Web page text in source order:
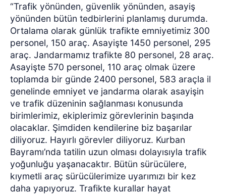
“Trafik yönünden, güvenlik yönünden, asayiş
yönünden bütün tedbirlerini planlamış durumda.
Ortalama olarak günlük trafikte emniyetimiz 300
personel, 150 araç. Asayişte 1450 personel, 295
araç. Jandarmamız trafikte 80 personel, 28 araç.
Asayişte 570 personel, 110 araç olmak üzere
toplamda bir günde 2400 personel, 583 araçla il
genelinde emniyet ve jandarma olarak asayişin
ve trafik düzeninin sağlanması konusunda
birimlerimiz, ekiplerimiz görevlerinin başında
olacaklar. Şimdiden kendilerine biz başarılar
diliyoruz. Hayırlı görevler diliyoruz. Kurban
Bayramı’nda tatilin uzun olması dolayısıyla trafik
yoğunluğu yaşanacaktır. Bütün sürücülere,
kıymetli araç sürücülerimize uyarımızı bir kez
daha yapıyoruz. Trafikte kurallar hayat